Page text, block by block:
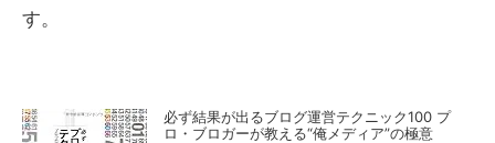
す。
必ず結果が出るブログ運営テクニック100 プ
ロ・ブロガーが教える“俺メディア”の極意